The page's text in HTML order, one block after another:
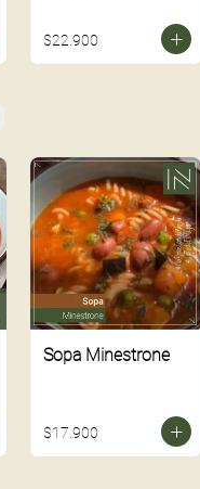
$22.900
Sopa Minestrone
$17.900